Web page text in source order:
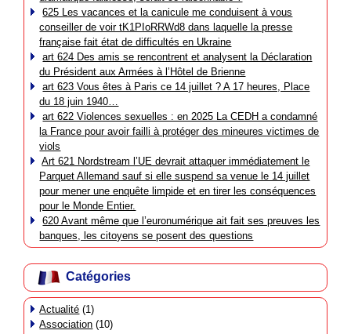
625 Les vacances et la canicule me conduisent à vous
conseiller de voir tK1PIoRRWd8 dans laquelle la presse
française fait état de difficultés en Ukraine
art 624 Des amis se rencontrent et analysent la Déclaration
du Président aux Armées à l’Hôtel de Brienne
art 623 Vous êtes à Paris ce 14 juillet ? A 17 heures, Place
du 18 juin 1940…
art 622 Violences sexuelles : en 2025 La CEDH a condamné
la France pour avoir failli à protéger des mineures victimes de
viols
Art 621 Nordstream l’UE devrait attaquer immédiatement le
Parquet Allemand sauf si elle suspend sa venue le 14 juillet
pour mener une enquête limpide et en tirer les conséquences
pour le Monde Entier.
620 Avant même que l’euronumérique ait fait ses preuves les
banques, les citoyens se posent des questions
Catégories
Actualité (1)
Association (10)